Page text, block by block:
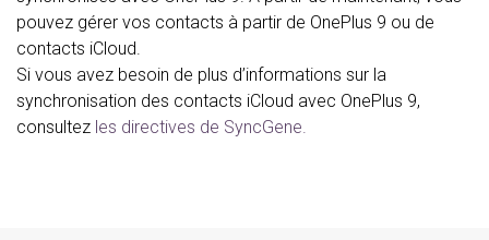
pouvez gérer vos contacts à partir de OnePlus 9 ou de
contacts iCloud.
Si vous avez besoin de plus d’informations sur la
synchronisation des contacts iCloud avec OnePlus 9,
consultez les directives de SyncGene.